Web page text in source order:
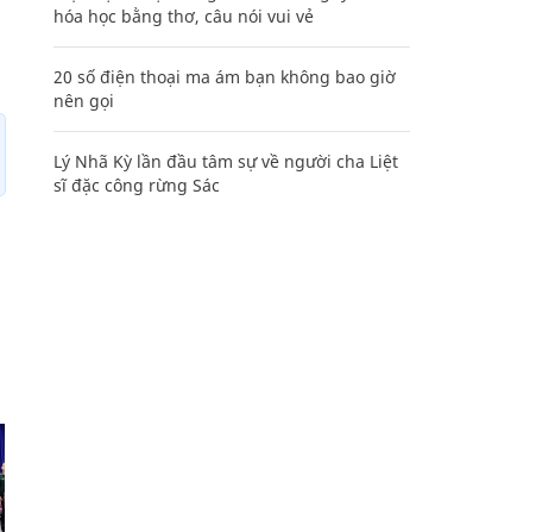
hóa học bằng thơ, câu nói vui vẻ
20 số điện thoại ma ám bạn không bao giờ
nên gọi
Lý Nhã Kỳ lần đầu tâm sự về người cha Liệt
sĩ đặc công rừng Sác